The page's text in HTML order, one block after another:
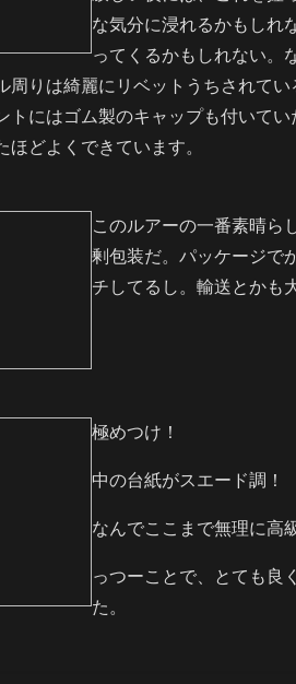
な気分に浸れるかもしれ
ってくるかもしれない。
周りは綺麗にリベットうちされて
トにはゴム製のキャップも付いて
どよくできています。
このルアーの一番素晴ら
剰包装だ。パッケージで
チしてるし。輸送とかも
極めつけ！
中の台紙がスエード調！
なんでここまで無理に高
っつーことで、とても良
た。